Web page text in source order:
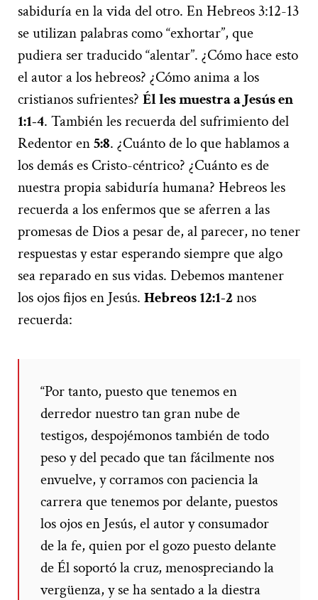
sabiduría en la vida del otro. En Hebreos 3:12-13
se utilizan palabras como “exhortar”, que
pudiera ser traducido “alentar”. ¿Cómo hace esto
el autor a los hebreos? ¿Cómo anima a los
cristianos sufrientes? Él les muestra a Jesús en
1:1-4. También les recuerda del sufrimiento del
Redentor en5:8. ¿Cuánto de lo que hablamos a
los demás es Cristo-céntrico? ¿Cuánto es de
nuestra propia sabiduría humana? Hebreos les
recuerda a los enfermos que se aferren a las
promesas de Dios a pesar de, al parecer, no tener
respuestas y estar esperando siempre que algo
sea reparado en sus vidas. Debemos mantener
los ojos fijos en Jesús. Hebreos 12:1-2nos
recuerda:
“Por tanto, puesto que tenemos en
derredor nuestro tan gran nube de
testigos, despojémonos también de todo
peso y del pecado que tan fácilmente nos
envuelve, y corramos con paciencia la
carrera que tenemos por delante, puestos
los ojos en Jesús, el autor y consumador
de la fe, quien por el gozo puesto delante
de Él soportó la cruz, menospreciando la
vergüenza, y se ha sentado a la diestra